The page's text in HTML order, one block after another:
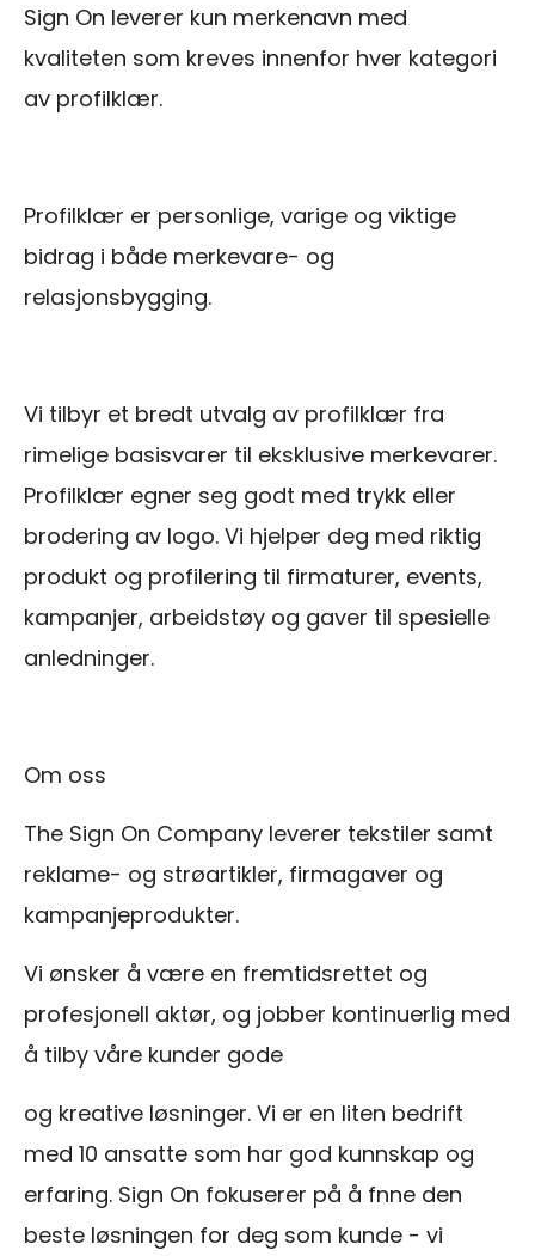
Sign On leverer kun merkenavn med
kvaliteten som kreves innenfor hver kategori
av profilklær.
Profilklær er personlige, varige og viktige
bidrag i både merkevare- og
relasjonsbygging.
Vi tilbyr et bredt utvalg av profilklær fra
rimelige basisvarer til eksklusive merkevarer.
Profilklær egner seg godt med trykk eller
brodering av logo. Vi hjelper deg med riktig
produkt og profilering til firmaturer, events,
kampanjer, arbeidstøy og gaver til spesielle
anledninger.
Om oss
The Sign On Company leverer tekstiler samt
reklame- og strøartikler, firmagaver og
kampanjeprodukter.
Vi ønsker å være en fremtidsrettet og
profesjonell aktør, og jobber kontinuerlig med
å tilby våre kunder gode
og kreative løsninger. Vi er en liten bedrift
med 10 ansatte som har god kunnskap og
erfaring. Sign On fokuserer på å fnne den
beste løsningen for deg som kunde - vi